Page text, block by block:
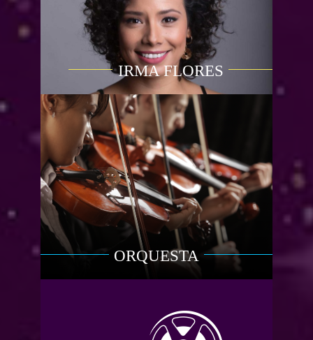
IRMA FLORES
ORQUESTA